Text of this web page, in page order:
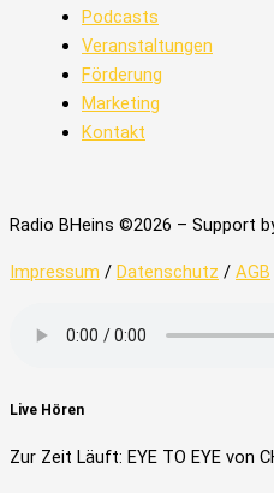
Podcasts
Veranstaltungen
Förderung
Marketing
Kontakt
Radio BHeins ©2026 – Support
Impressum / Datenschutz / AGB
Live Hören
Zur Zeit Läuft: EYE TO EYE von